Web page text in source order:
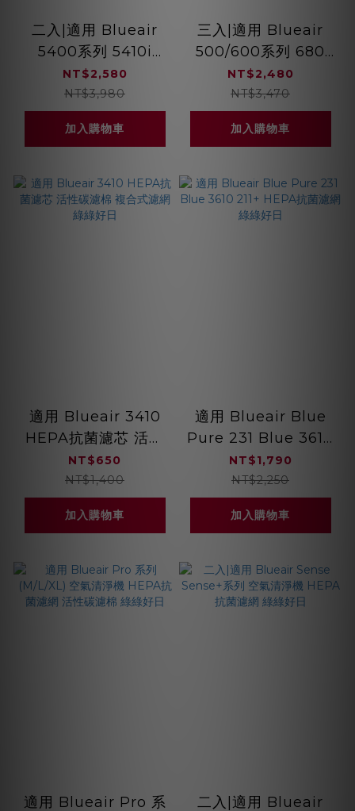
二入|適用 Blueair
5400系列 5410i
5440i HEPA抗菌濾
芯蜂巢顆粒活性碳 複
合式濾網 綠綠好日
NT$2,580
NT$3,980
加入購物車
三入|適用 Blueair
500/600系列 680
690 HEPA抗菌濾芯
蜂巢顆粒活性碳 複合
式濾網 綠綠好日
NT$2,480
NT$3,470
加入購物車
適用 Blueair 3410
HEPA抗菌濾芯 活性
碳濾棉 複合式濾網 綠
綠好日
NT$650
NT$1,400
加入購物車
適用 Blueair Blue
Pure 231 Blue 3610
211+ HEPA抗菌濾網
綠綠好日
NT$1,790
NT$2,250
加入購物車
適用 Blueair Pro 系
二入|適用 Blueair